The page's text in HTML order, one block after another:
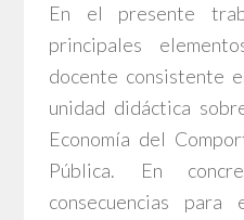
En el presente
principales
docente consistente
unidad didáctica
Economía del
Pública. En
consecuencias